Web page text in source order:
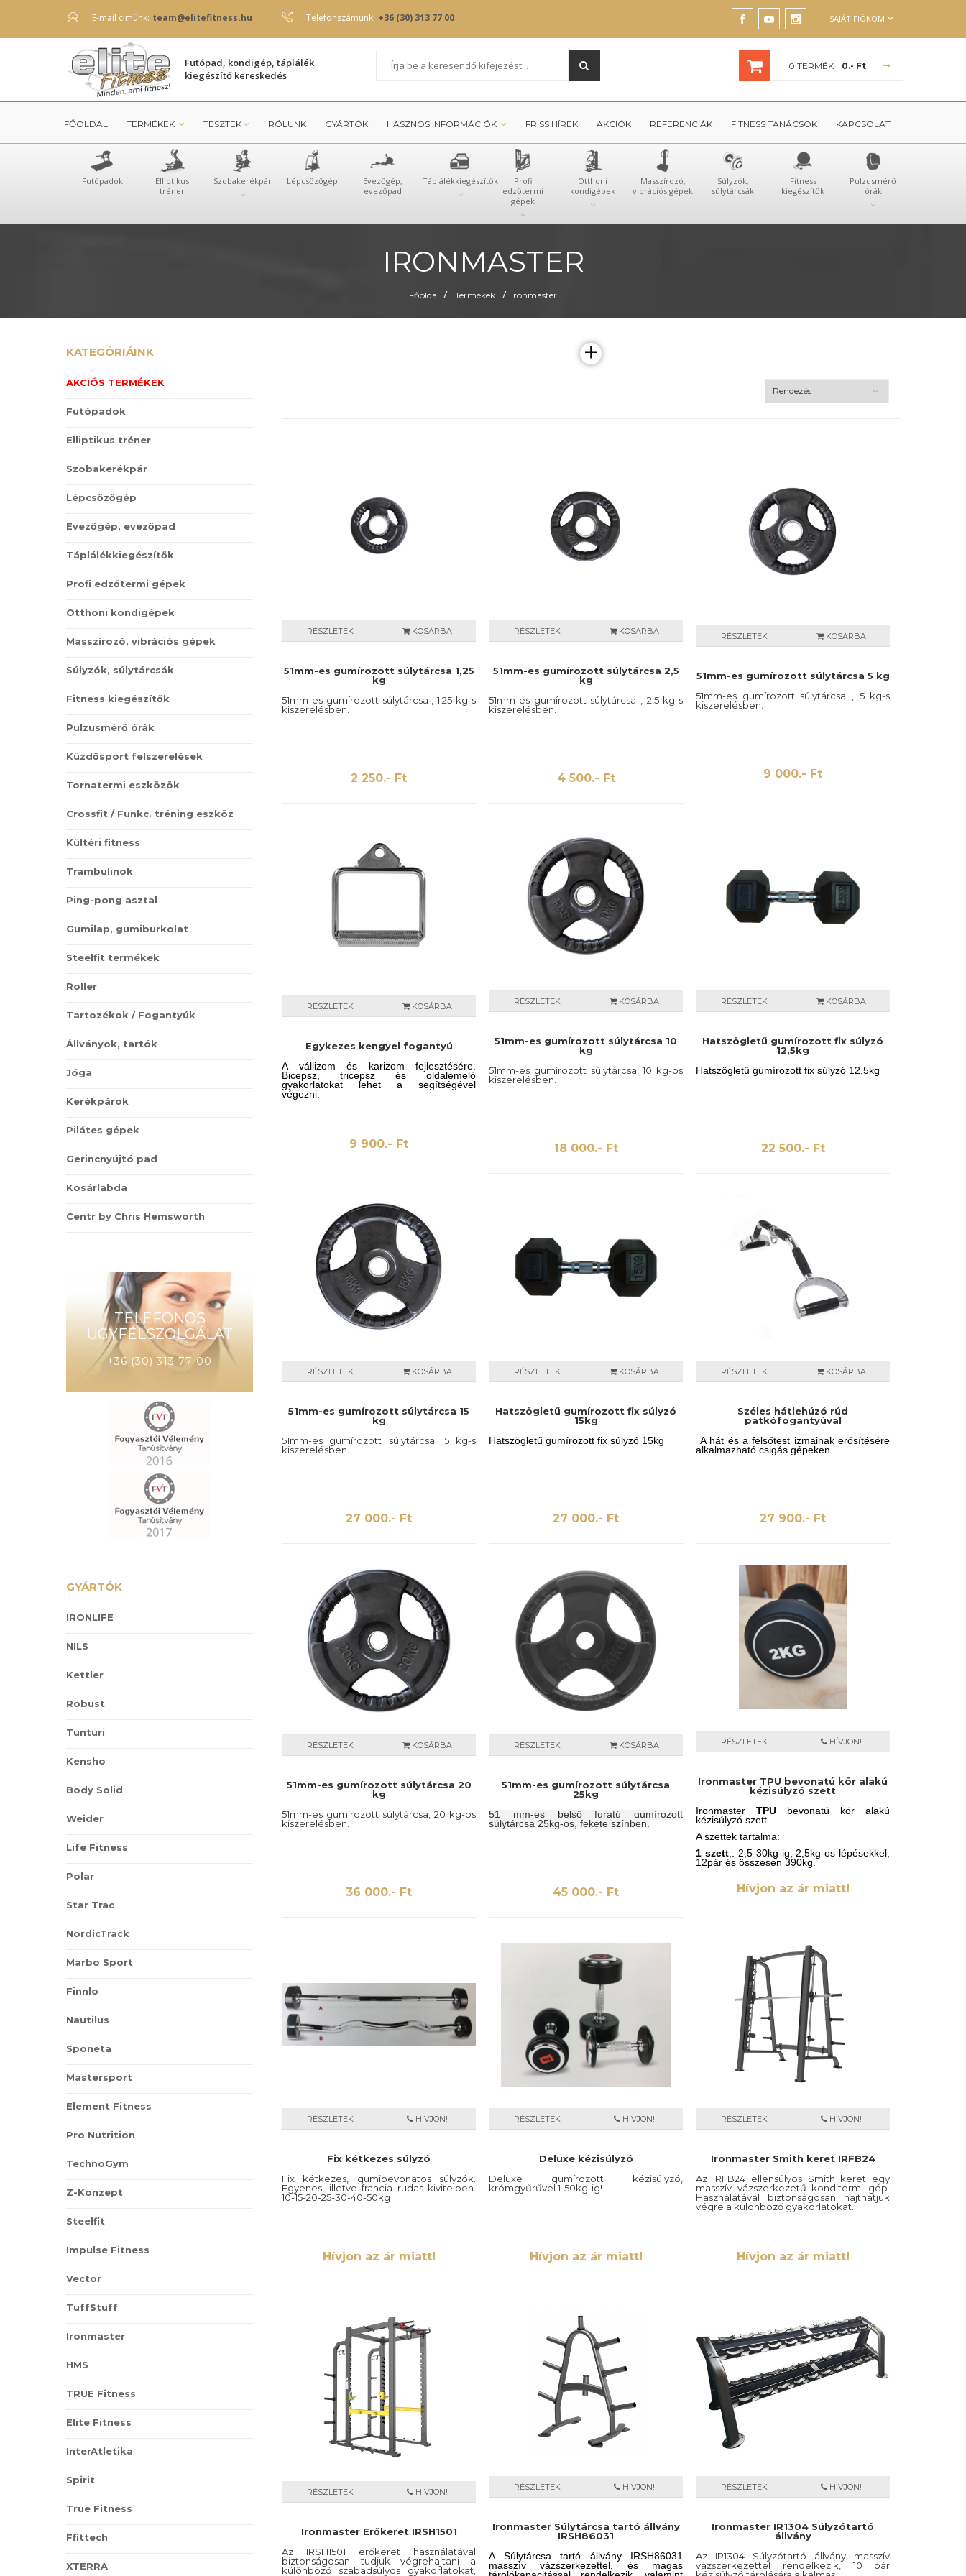
E-mail címünk: team@elitefitness.hu Telefonszámunk: +36 (30) 313 77 00 SAJÁT FIÓKOM
Futópad, kondigép, táplálék
kiegészítő kereskedés
0 TERMÉK 0.- Ft
FŐOLDAL TERMÉKEK TESZTEK RÓLUNK GYÁRTÓK HASZNOS INFORMÁCIÓK FRISS HÍREK AKCIÓK REFERENCIÁK FITNESS TANÁCSOK KAPCSOLAT
Futópadok
Elliptikus
tréner
Szobakerékpár Lépcsőzőgép
Evezőgép,
evezőpad
Táplálékkiegészítők
Profi
edzőtermi
gépek
Otthoni
kondigépek
Masszírozó,
vibrációs gépek
Súlyzók,
súlytárcsák
Fitness
kiegészítők
Pulzusmérő
órák
IRONMASTER
Főoldal / Termékek / Ironmaster
KATEGÓRIÁINK
AKCIÓS TERMÉKEK
Futópadok
Elliptikus tréner
Szobakerékpár
Lépcsőzőgép
Evezőgép, evezőpad
Táplálékkiegészítők
Profi edzőtermi gépek
Otthoni kondigépek
Masszírozó, vibrációs gépek
Súlyzók, súlytárcsák
Fitness kiegészítők
Pulzusmérő órák
Küzdősport felszerelések
Tornatermi eszközök
Crossfit / Funkc. tréning eszköz
Kültéri fitness
Trambulinok
Ping-pong asztal
Gumilap, gumiburkolat
Steelfit termékek
Roller
Tartozékok / Fogantyúk
Állványok, tartók
Jóga
Kerékpárok
Pilátes gépek
Gerincnyújtó pad
Kosárlabda
Centr by Chris Hemsworth
TELEFONOS
ÜGYFÉLSZOLGÁLAT
+36 (30) 313 77 00
GYÁRTÓK
IRONLIFE
NILS
Kettler
Robust
Tunturi
Kensho
Body Solid
Weider
Life Fitness
Polar
Star Trac
NordicTrack
Marbo Sport
Finnlo
Nautilus
Sponeta
Mastersport
Element Fitness
Pro Nutrition
TechnoGym
Z-Konzept
Steelfit
Impulse Fitness
Vector
TuffStuff
Ironmaster
HMS
TRUE Fitness
Elite Fitness
InterAtletika
Spirit
True Fitness
Ffittech
XTERRA
+
RÉSZLETEK KOSÁRBA
51mm-es gumírozott súlytárcsa 1,25
kg
51mm-es gumírozott súlytárcsa , 1,25 kg-s
kiszerelésben.
2 250.- Ft
RÉSZLETEK KOSÁRBA
51mm-es gumírozott súlytárcsa 2,5
kg
51mm-es gumírozott súlytárcsa , 2,5 kg-s
kiszerelésben.
4 500.- Ft
RÉSZLETEK KOSÁRBA
51mm-es gumírozott súlytárcsa 5 kg
51mm-es gumírozott súlytárcsa , 5 kg-s
kiszerelésben.
9 000.- Ft
RÉSZLETEK KOSÁRBA
Egykezes kengyel fogantyú
A vállizom és karizom fejlesztésére.
Bicepsz, tricepsz és oldalemelő
gyakorlatokat lehet a segítségével
végezni.
9 900.- Ft
RÉSZLETEK KOSÁRBA
51mm-es gumírozott súlytárcsa 10
kg
51mm-es gumírozott súlytárcsa, 10 kg-os
kiszerelésben.
18 000.- Ft
RÉSZLETEK KOSÁRBA
Hatszögletű gumírozott fix súlyzó
12,5kg
Hatszögletű gumírozott fix súlyzó 12,5kg
22 500.- Ft
RÉSZLETEK KOSÁRBA
51mm-es gumírozott súlytárcsa 15
kg
51mm-es gumírozott súlytárcsa 15 kg-s
kiszerelésben.
27 000.- Ft
RÉSZLETEK KOSÁRBA
Hatszögletű gumírozott fix súlyzó
15kg
Hatszögletű gumírozott fix súlyzó 15kg
27 000.- Ft
RÉSZLETEK KOSÁRBA
Széles hátlehúzó rúd
patkófogantyúval
A hát és a felsőtest izmainak erősítésére
alkalmazható csigás gépeken.
27 900.- Ft
RÉSZLETEK KOSÁRBA
51mm-es gumírozott súlytárcsa 20
kg
51mm-es gumírozott súlytárcsa, 20 kg-os
kiszerelésben.
36 000.- Ft
RÉSZLETEK KOSÁRBA
51mm-es gumírozott súlytárcsa
25kg
51 mm-es belső furatú gumírozott
súlytárcsa 25kg-os, fekete színben.
45 000.- Ft
RÉSZLETEK HÍVJON!
Ironmaster TPU bevonatú kör alakú
kézisúlyzó szett
IronmasterTPU bevonatú kör alakú
kézisúlyzó szett
A szettek tartalma:
1 szett,: 2,5-30kg-ig, 2,5kg-os lépésekkel,
12pár és összesen 390kg.
16pár összesen 680kg.
Hívjon az ár miatt!
RÉSZLETEK HÍVJON!
Fix kétkezes súlyzó
Fix kétkezes, gumibevonatos súlyzók.
Egyenes, illetve francia rudas kivitelben.
10-15-20-25-30-40-50kg
Hívjon az ár miatt!
RÉSZLETEK HÍVJON!
Deluxe kézisúlyzó
Deluxe gumírozott kézisúlyzó,
krómgyűrűvel 1-50kg-ig!
Hívjon az ár miatt!
RÉSZLETEK HÍVJON!
Ironmaster Smith keret IRFB24
Az IRFB24 ellensúlyos Smith keret egy
masszív vázszerkezetű konditermi gép.
Használatával biztonságosan hajthatjuk
végre a különböző gyakorlatokat.
Hívjon az ár miatt!
RÉSZLETEK HÍVJON!
Ironmaster Erőkeret IRSH1501
Az IRSH1501 erőkeret használatával
biztonságosan tudjuk végrehajtani a
különböző szabadsúlyos gyakorlatokat,
RÉSZLETEK HÍVJON!
Ironmaster Súlytárcsa tartó állvány
IRSH86031
A Súlytárcsa tartó állvány IRSH86031
masszív vázszerkezettel, és magas
RÉSZLETEK HÍVJON!
Ironmaster IR1304 Súlyzótartó
állvány
Az IR1304 Súlyzótartó állvány masszív
vázszerkezettel rendelkezik, 10 pár